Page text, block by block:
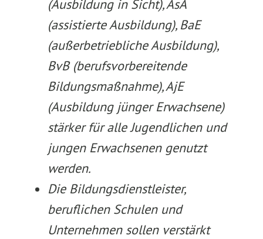
(Ausbildung in Sicht), AsA
(assistierte Ausbildung), BaE
(außerbetriebliche Ausbildung),
BvB (berufsvorbereitende
Bildungsmaßnahme), AjE
(Ausbildung jünger Erwachsene)
stärker für alle Jugendlichen und
jungen Erwachsenen genutzt
werden.
Die Bildungsdienstleister,
beruflichen Schulen und
Unternehmen sollen verstärkt